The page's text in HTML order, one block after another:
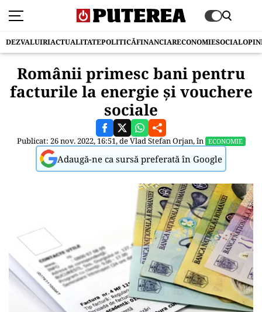
DEZVALUIRIACTUALITATEPOLITICĂFINANCIARECONOMIESOCIAL
Românii primesc bani pentru
facturile la energie și vouchere
sociale
Publicat: 26 nov. 2022, 16:51, deVlad Stefan Orjan, în ECONOMIE
Adaugă-ne ca sursă preferată în Google